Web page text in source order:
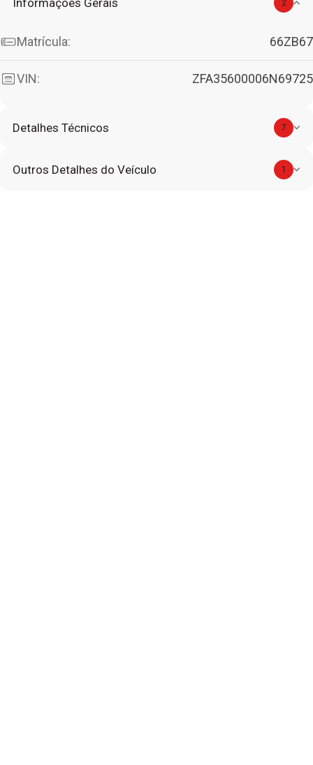
2
Matrícula: 66ZB67
VIN: ZFA35600006N69725
Detalhes Técnicos 7
Outros Detalhes do Veículo 1